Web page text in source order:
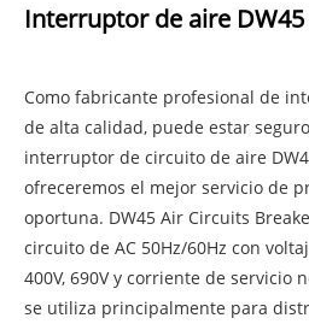
Interruptor de aire DW45
Como fabricante profesional de
de alta calidad, puede estar
interruptor de circuito de aire
ofreceremos el mejor servicio de
oportuna. DW45 Air Circuits
circuito de AC 50Hz/60Hz con
400V, 690V y corriente de servicio
se utiliza principalmente para